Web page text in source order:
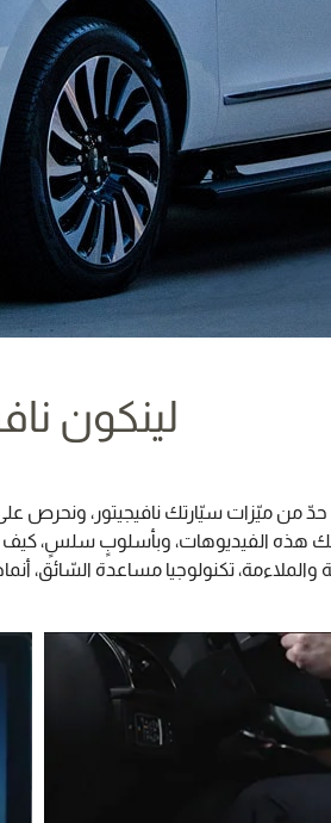
لينكون
ميّزات سيّارتك نافيجيتور، ونحرص
الفيديوهات، وبأسلوبٍ سلسٍ، كيف